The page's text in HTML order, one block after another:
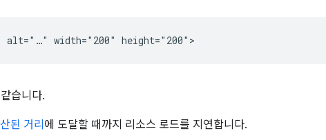
습니다.
된 거리 에 도달할 때까지 리소스 로드를 지연합니다.